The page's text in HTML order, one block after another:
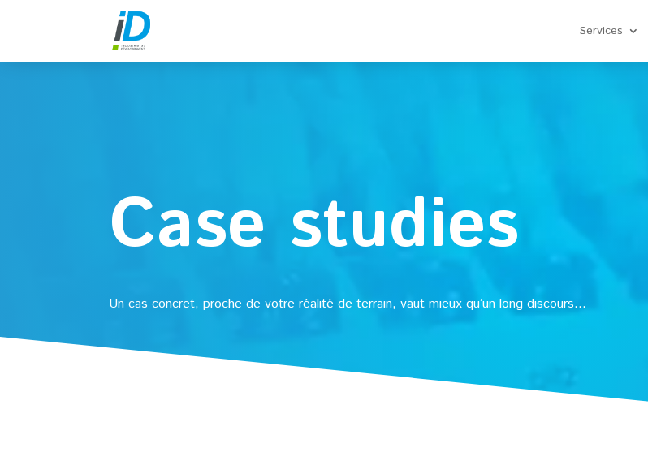
Services
Case studies
Un cas concret, proche de votre réalité de terrain, vaut mieux qu’un long discours…